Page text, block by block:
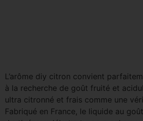
L’arôme diy citron convient
à la recherche de goût fruité et
ultra citronné et frais comme une
Fabriqué en France, le liquide au